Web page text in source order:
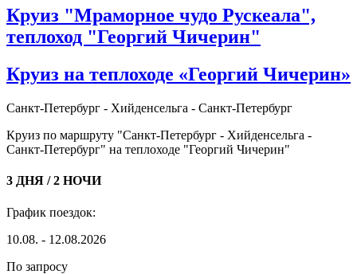
Круиз "Мраморное чудо Рускеала",
теплоход "Георгий Чичерин"
Круиз на теплоходе «Георгий Чичерин»
Санкт-Петербург - Хийденсельга - Санкт-Петербург
Круиз по маршруту "Санкт-Петербург - Хийденсельга -
Санкт-Петербург" на теплоходе "Георгий Чичерин"
3 ДНЯ / 2 НОЧИ
График поездок:
10.08. - 12.08.2026
По запросу